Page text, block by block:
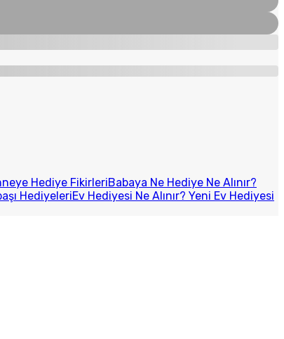
Hediye FikirleriBabaya Ne Hediye Ne Alınır?
HediyeleriEv Hediyesi Ne Alınır? Yeni Ev Hediyesi